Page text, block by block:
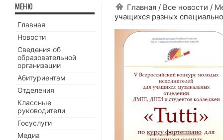
Главная / Все новости /
учащихся разных
МЕНЮ
Главная
Новости
Сведения об
образовательной
организации
Абитуриентам
Отделения
Классные
руководители
Госуслуги
Медиа